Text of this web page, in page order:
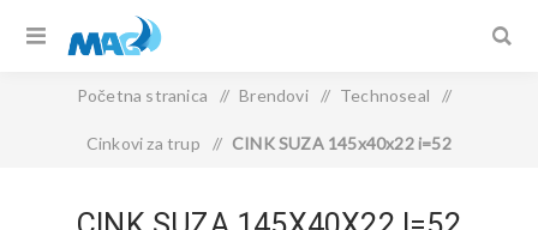
Početna stranica / Brendovi / Technoseal /
Cinkovi za trup / CINK SUZA 145x40x22 i=52